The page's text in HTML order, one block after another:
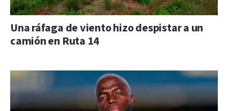
Una ráfaga de viento hizo despistar a un
camión en Ruta 14